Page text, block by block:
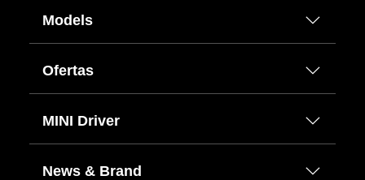
Models
Ofertas
MINI Driver
News & Brand